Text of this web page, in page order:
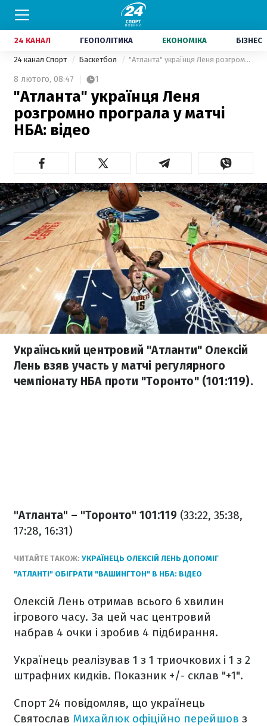
24 КАНАЛ ГЕОПОЛІТИКА ЕКОНОМІКА БІЗНЕС
24 канал Спорт Баскетбол "Атланта" українця Леня розгромно програла у матчі НБА: відео
8 лютого, 08:47 1
"Атланта" українця Леня
розгромно програла у матчі
НБА: відео
Український центровий "Атланти" Олексій
Лень взяв участь у матчі регулярного
чемпіонату НБА проти "Торонто" (101:119).
"Атланта" – "Торонто" 101:119 (33:22, 35:38,
17:28, 16:31)
ЧИТАЙТЕ ТАКОЖ: УКРАЇНЕЦЬ ОЛЕКСІЙ ЛЕНЬ ДОПОМІГ
"АТЛАНТІ" ОБІГРАТИ "ВАШИНГТОН" В НБА: ВІДЕО
Олексій Лень отримав всього 6 хвилин
ігрового часу. За цей час центровий
набрав 4 очки і зробив 4 підбирання.
Українець реалізував 1 з 1 триочкових і 1 з 2
штрафних кидків. Показник +/- склав "+1".
Спорт 24 повідомляв, що українець
Святослав Михайлюк офіційно перейшов з